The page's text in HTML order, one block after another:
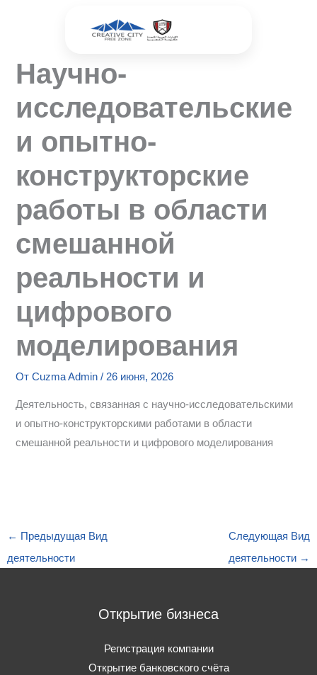
Научно-
исследовательские
и опытно-
конструкторские
работы в области
смешанной
реальности и
цифрового
моделирования
ОтCuzma Admin/ 26 июня, 2026
Деятельность, связанная с научно-исследовательскими
и опытно-конструкторскими работами в области
смешанной реальности и цифрового моделирования
← Предыдущая Вид
деятельности
Следующая Вид
деятельности →
Открытие бизнеса
Регистрация компании
Открытие банковского счёта